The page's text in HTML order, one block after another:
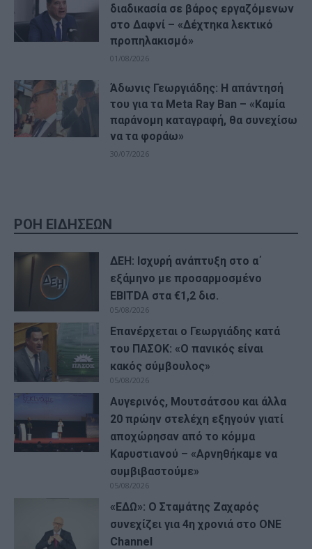
διαδικασία σε βάρος εργαζόμενων
στο Δαφνί – «Δέχτηκα λεκτικό
προπηλακισμό»
01/08/2026
Άδωνις Γεωργιάδης: Η απάντησή
του για τα Meta Ray Ban – «Καμία
παράνομη καταγραφή, θα συνεχίσω
να τα φοράω»
30/07/2026
ΡΟΗ ΕΙΔΗΣΕΩΝ
ΔΕΗ: Ισχυρή ανάπτυξη στο α΄
εξάμηνο με προσαρμοσμένο
EBITDA στα €1,2 δισ.
05/08/2026
Επανέρχεται ο Γεωργιάδης κατά
του ΠΑΣΟΚ: «Ο πανικός είναι
κακός σύμβουλος»
05/08/2026
Αυγερινός, Μουτσάτσου και άλλα
20 πρώην στελέχη εξηγούν γιατί
αποχώρησαν από το κόμμα
Καρυστιανού – «Αρνηθήκαμε να
συμβιβαστούμε»
05/08/2026
«ΕΔΩ»: Ο Σταμάτης Ζαχαρός
συνεχίζει για 4η χρονιά στο ONE
Channel